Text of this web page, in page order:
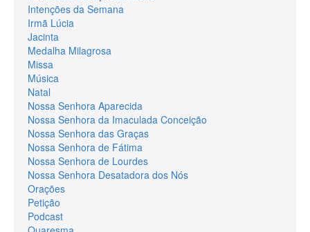
Intenções da Semana
Irmã Lúcia
Jacinta
Medalha Milagrosa
Missa
Música
Natal
Nossa Senhora Aparecida
Nossa Senhora da Imaculada Conceição
Nossa Senhora das Graças
Nossa Senhora de Fátima
Nossa Senhora de Lourdes
Nossa Senhora Desatadora dos Nós
Orações
Petição
Podcast